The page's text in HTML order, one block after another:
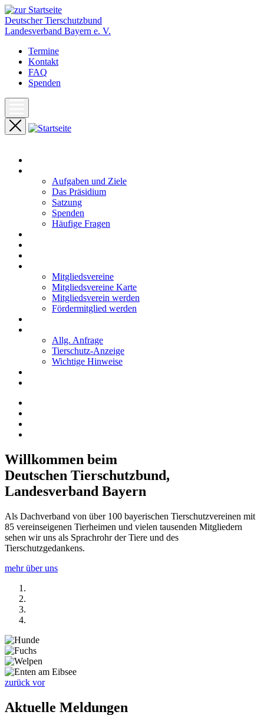
Deutscher Tierschutzbund
Landesverband Bayern e. V.
Termine
Kontakt
FAQ
Spenden
Aufgaben und Ziele
Das Präsidium
Satzung
Spenden
Häufige Fragen
Mitgliedsvereine
Mitgliedsvereine Karte
Mitgliedsverein werden
Fördermitglied werden
Allg. Anfrage
Tierschutz-Anzeige
Wichtige Hinweise
Willkommen beim
Deutschen Tierschutzbund,
Landesverband Bayern
Als Dachverband von über 100 bayerischen Tierschutzvereinen mit
85 vereinseigenen Tierheimen und vielen tausenden Mitgliedern
sehen wir uns als Sprachrohr der Tiere und des
Tierschutzgedankens.
mehr über uns
zurück vor
Aktuelle Meldungen